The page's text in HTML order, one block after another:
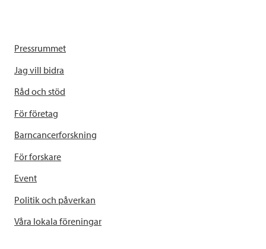
Pressrummet
Jag vill bidra
Råd och stöd
För företag
Barncancerforskning
För forskare
Event
Politik och påverkan
Våra lokala föreningar